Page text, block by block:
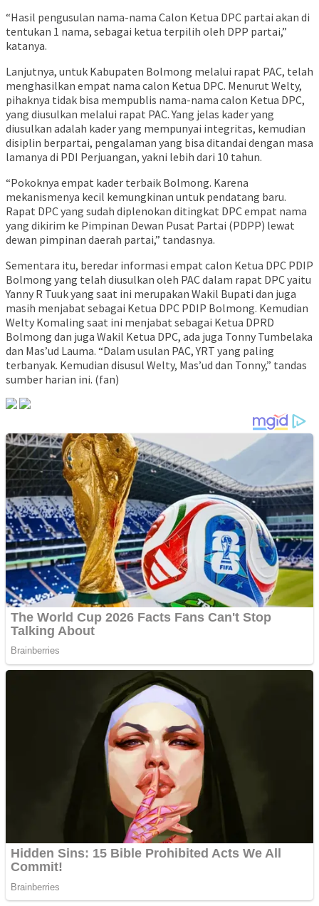
“Hasil pengusulan nama-nama Calon Ketua DPC partai akan di
tentukan 1 nama, sebagai ketua terpilih oleh DPP partai,”
katanya.
Lanjutnya, untuk Kabupaten Bolmong melalui rapat PAC, telah
menghasilkan empat nama calon Ketua DPC. Menurut Welty,
pihaknya tidak bisa mempublis nama-nama calon Ketua DPC,
yang diusulkan melalui rapat PAC. Yang jelas kader yang
diusulkan adalah kader yang mempunyai integritas, kemudian
disiplin berpartai, pengalaman yang bisa ditandai dengan masa
lamanya di PDI Perjuangan, yakni lebih dari 10 tahun.
“Pokoknya empat kader terbaik Bolmong. Karena
mekanismenya kecil kemungkinan untuk pendatang baru.
Rapat DPC yang sudah diplenokan ditingkat DPC empat nama
yang dikirim ke Pimpinan Dewan Pusat Partai (PDPP) lewat
dewan pimpinan daerah partai,” tandasnya.
Sementara itu, beredar informasi empat calon Ketua DPC PDIP
Bolmong yang telah diusulkan oleh PAC dalam rapat DPC yaitu
Yanny R Tuuk yang saat ini merupakan Wakil Bupati dan juga
masih menjabat sebagai Ketua DPC PDIP Bolmong. Kemudian
Welty Komaling saat ini menjabat sebagai Ketua DPRD
Bolmong dan juga Wakil Ketua DPC, ada juga Tonny Tumbelaka
dan Mas’ud Lauma. “Dalam usulan PAC, YRT yang paling
terbanyak. Kemudian disusul Welty, Mas’ud dan Tonny,” tandas
sumber harian ini. (fan)